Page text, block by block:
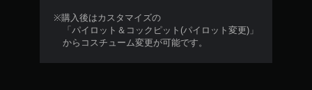
※購入後はカスタマイズの
「パイロット＆コックピット(パイロット変更)」
からコスチューム変更が可能です。